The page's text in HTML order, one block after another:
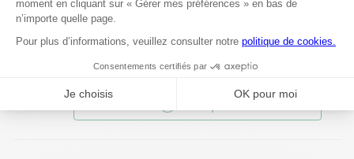
70.46 km50 Avenue Aristide Bergès
Ouvert 09:00 - 12:30 et 13:30 - 19:00
05 61 01 46 39